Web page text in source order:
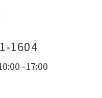
1604
-17:00